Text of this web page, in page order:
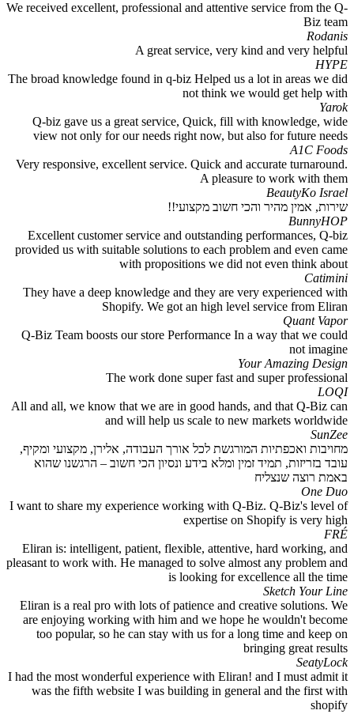
We received excellent, professional and attentive service from the Q-
Biz team
Rodanis
A great service, very kind and very helpful
HYPE
The broad knowledge found in q-biz Helped us a lot in areas we did
not think we would get help with
Yarok
Q-biz gave us a great service, Quick, fill with knowledge, wide
view not only for our needs right now, but also for future needs
A1C Foods
Very responsive, excellent service. Quick and accurate turnaround.
A pleasure to work with them
BeautyKo Israel
שירות, אמין מהיר והכי חשוב מקצועי!!
BunnyHOP
Excellent customer service and outstanding performances, Q-biz
provided us with suitable solutions to each problem and even came
with propositions we did not even think about
Catimini
They have a deep knowledge and they are very experienced with
Shopify. We got an high level service from Eliran
Quant Vapor
Q-Biz Team boosts our store Performance In a way that we could
not imagine
Your Amazing Design
The work done super fast and super professional
LOQI
All and all, we know that we are in good hands, and that Q-Biz can
and will help us scale to new markets worldwide
SunZee
מחויבות ואכפתיות המורגשת לכל אורך העבודה, אלירן, מקצועי ומקיף,
עובד בזריזות, תמיד זמין ומלא בידע ונסיון הכי חשוב – הרגשנו שהוא
באמת רוצה שנצליח
One Duo
I want to share my experience working with Q-Biz. Q-Biz's level of
expertise on Shopify is very high
FRÉ
Eliran is: intelligent, patient, flexible, attentive, hard working, and
pleasant to work with. He managed to solve almost any problem and
is looking for excellence all the time
Sketch Your Line
Eliran is a real pro with lots of patience and creative solutions. We
are enjoying working with him and we hope he wouldn't become
too popular, so he can stay with us for a long time and keep on
bringing great results
SeatyLock
I had the most wonderful experience with Eliran! and I must admit it
was the fifth website I was building in general and the first with
shopify